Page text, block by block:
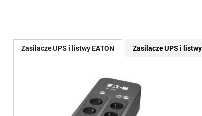
Zasilacze UPS i listwy EATON Zasilacze UPS i listwy